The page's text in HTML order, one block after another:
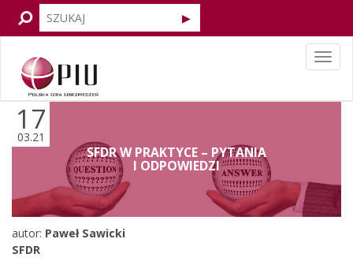
17
03.21
SFDR W PRAKTYCE – PYTANIA
I ODPOWIEDZI
autor: Paweł Sawicki
SFDR